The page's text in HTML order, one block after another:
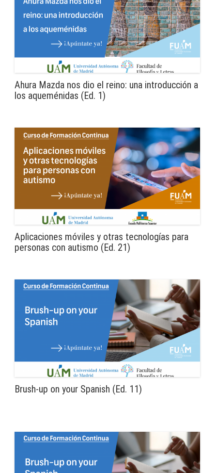
Ahura Mazda nos dio el reino: una introducción a
los aqueménidas (Ed. 1)
Aplicaciones móviles y otras tecnologías para
personas con autismo (Ed. 21)
Brush-up on your Spanish (Ed. 11)